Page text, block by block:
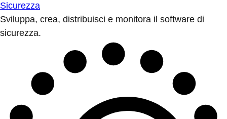
Sicurezza
Sviluppa, crea, distribuisci e monitora il software di
sicurezza.